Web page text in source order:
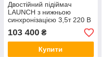
Двостійний підіймач
LAUNCH з нижньою
синхронізацією 3,5т 220 В
VAG TLTW-235SB-220
103 400 ₴
Купити